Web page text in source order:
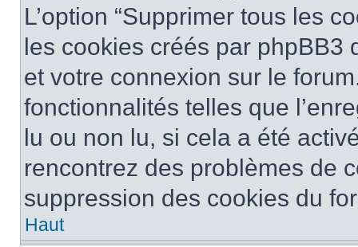
L’option “Supprimer tous les
les cookies créés par phpBB3
et votre connexion sur le
fonctionnalités telles que
lu ou non lu, si cela a été
rencontrez des problèmes de
suppression des cookies du
Haut